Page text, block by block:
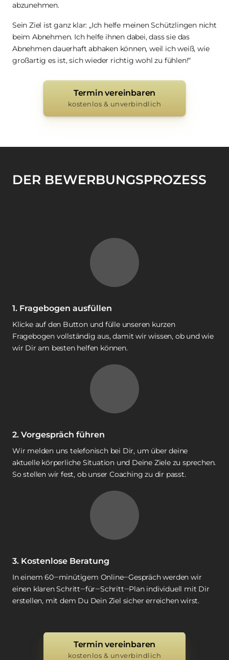
abzunehmen.
Sein Ziel ist ganz klar: „Ich helfe meinen Schützlingen nicht
beim Abnehmen. Ich helfe ihnen dabei, dass sie das
Abnehmen dauerhaft abhaken können, weil ich weiß, wie
großartig es ist, sich wieder richtig wohl zu fühlen!“
Termin vereinbaren
kostenlos & unverbindlich
DER BEWERBUNGSPROZESS
1. Fragebogen ausfüllen
Klicke auf den Button und fülle unseren
kurzen
Fragebogen vollständig aus, damit wir wissen, ob und
wie
wir Dir am besten helfen können.
2. Vorgespräch führen
Wir melden uns telefonisch bei Dir, um über
aktuelle körperliche Situation und Deine Ziele zu
So stellen wir fest, ob unser Coaching zu dir passt.
3. Kostenlose Beratung
In einem 60‒minütigem Online‒Gespräch werden
einen klaren Schritt‒für‒Schritt‒Plan individuell mit
erstellen, mit dem Du Dein Ziel sicher erreichen wirst.
Termin vereinbaren
kostenlos & unverbindlich